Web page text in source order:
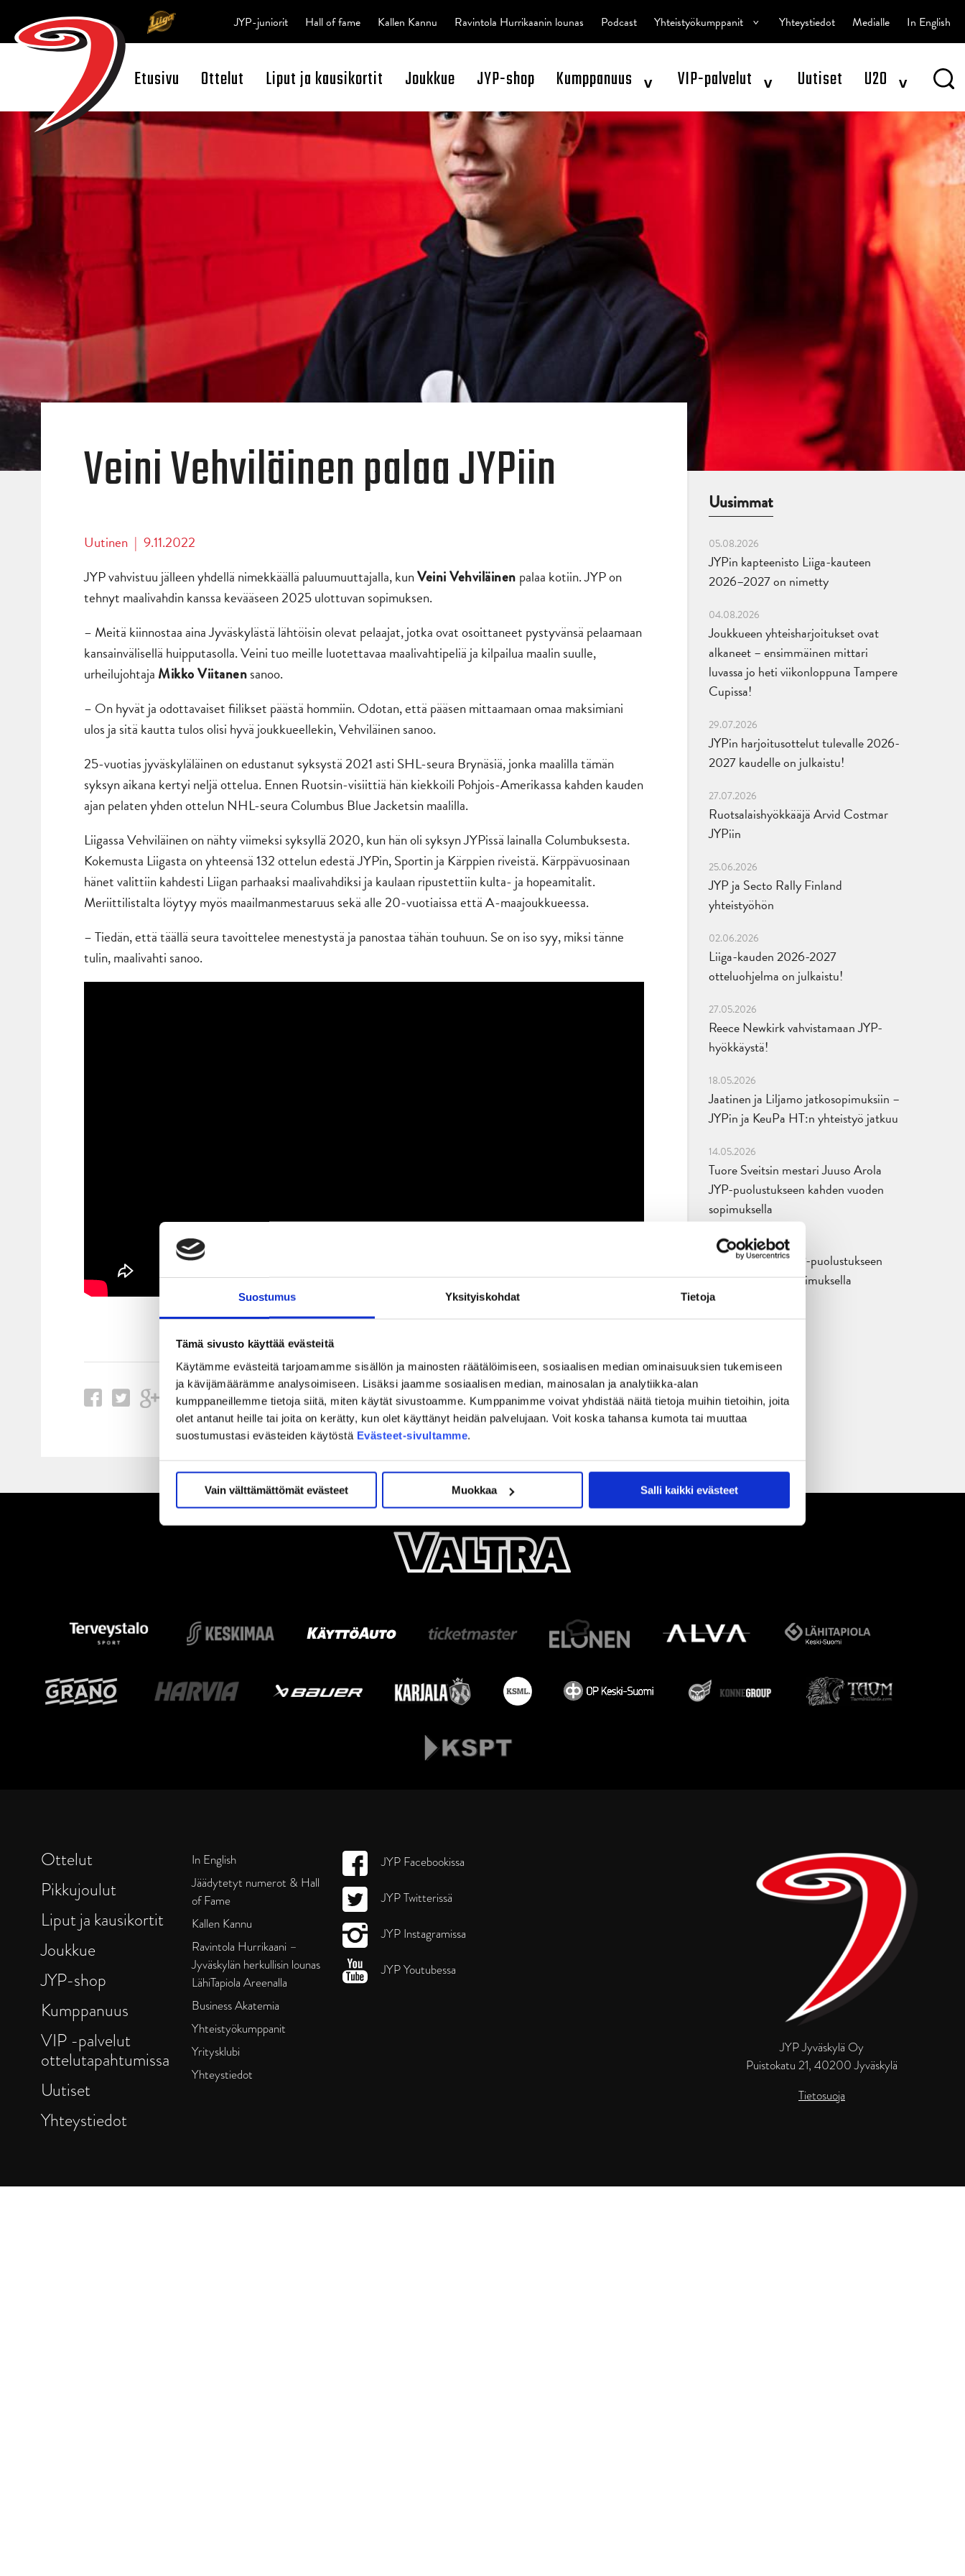
Suostumus Yksityiskohdat Tietoja
Tämä sivusto käyttää evästeitä
Käytämme evästeitä tarjoamamme sisällön ja mainosten räätälöimiseen, sosiaalisen median ominaisuuksien tukemiseen
ja kävijämäärämme analysoimiseen. Lisäksi jaamme sosiaalisen median, mainosalan ja analytiikka-alan
kumppaneillemme tietoja siitä, miten käytät sivustoamme. Kumppanimme voivat yhdistää näitä tietoja muihin tietoihin, joita
olet antanut heille tai joita on kerätty, kun olet käyttänyt heidän palvelujaan. Voit koska tahansa kumota tai muuttaa
suostumustasi evästeiden käytöstä Evästeet-sivultamme.
Vain välttämättömät evästeet Muokkaa Salli kaikki evästeet
Open Search
Etusivu Ottelut Liput ja kausikortit Joukkue JYP-shop Kumppanuus ^ VIP-palvelut ^ Uutiset U20 ^
JYP-juniorit Hall of fame Kallen Kannu Ravintola Hurrikaanin lounas Podcast Yhteistyökumppanit ^ Yhteystiedot Medialle In English
Veini Vehviläinen palaa JYPiin
Uutinen | 9.11.2022
JYP vahvistuu jälleen yhdellä nimekkäällä paluumuuttajalla, kunVeini Vehviläinen palaa kotiin. JYP on
tehnyt maalivahdin kanssa kevääseen 2025 ulottuvan sopimuksen.
– Meitä kiinnostaa aina Jyväskylästä lähtöisin olevat pelaajat, jotka ovat osoittaneet pystyvänsä pelaamaan
kansainvälisellä huipputasolla. Veini tuo meille luotettavaa maalivahtipeliä ja kilpailua maalin suulle,
urheilujohtaja Mikko Viitanensanoo.
– On hyvät ja odottavaiset fiilikset päästä hommiin. Odotan, että pääsen mittaamaan omaa maksimiani
ulos ja sitä kautta tulos olisi hyvä joukkueellekin, Vehviläinen sanoo.
25-vuotias jyväskyläläinen on edustanut syksystä 2021 asti SHL-seura Brynäsiä, jonka maalilla tämän
syksyn aikana kertyi neljä ottelua. Ennen Ruotsin-visiittiä hän kiekkoili Pohjois-Amerikassa kahden kauden
ajan pelaten yhden ottelun NHL-seura Columbus Blue Jacketsin maalilla.
Liigassa Vehviläinen on nähty viimeksi syksyllä 2020, kun hän oli syksyn JYPissä lainalla Columbuksesta.
Kokemusta Liigasta on yhteensä 132 ottelun edestä JYPin, Sportin ja Kärppien riveistä. Kärppävuosinaan
hänet valittiin kahdesti Liigan parhaaksi maalivahdiksi ja kaulaan ripustettiin kulta- ja hopeamitalit.
Meriittilistalta löytyy myös maailmanmestaruus sekä alle 20-vuotiaissa että A-maajoukkueessa.
– Tiedän, että täällä seura tavoittelee menestystä ja panostaa tähän touhuun. Se on iso syy, miksi tänne
tulin, maalivahti sanoo.
Uusimmat
05.08.2026
JYPin kapteenisto Liiga-kauteen
2026–2027 on nimetty
04.08.2026
Joukkueen yhteisharjoitukset ovat
alkaneet – ensimmäinen mittari
luvassa jo heti viikonloppuna Tampere
Cupissa!
29.07.2026
JYPin harjoitusottelut tulevalle 2026-
2027 kaudelle on julkaistu!
27.07.2026
Ruotsalaishyökkääjä Arvid Costmar
JYPiin
25.06.2026
JYP ja Secto Rally Finland
yhteistyöhön
02.06.2026
Liiga-kauden 2026-2027
otteluohjelma on julkaistu!
27.05.2026
Reece Newkirk vahvistamaan JYP-
hyökkäystä!
18.05.2026
Jaatinen ja Liljamo jatkosopimuksiin –
JYPin ja KeuPa HT:n yhteistyö jatkuu
14.05.2026
Tuore Sveitsin mestari Juuso Arola
JYP-puolustukseen kahden vuoden
sopimuksella
12.05.2026
Veeti Väisänen JYP-puolustukseen
kahden vuoden sopimuksella
JYP Jyväskylä Oy
Puistokatu 21, 40200 Jyväskylä
Tietosuoja
Ottelut
Pikkujoulut
Liput ja kausikortit
Joukkue
JYP-shop
Kumppanuus
VIP -palvelut
ottelutapahtumissa
Uutiset
Yhteystiedot
In English
Jäädytetyt numerot & Hall
of Fame
Kallen Kannu
Ravintola Hurrikaani –
Jyväskylän herkullisin lounas
LähiTapiola Areenalla
Business Akatemia
Yhteistyökumppanit
Yritysklubi
Yhteystiedot
JYP Facebookissa
JYP Twitterissä
JYP Instagramissa
JYP Youtubessa